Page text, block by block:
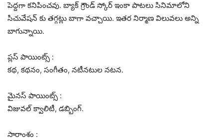
పెద్దగా కనిపించవు. బ్యాక్ గ్రౌండ్ స్కోర్ ఇంకా పాటలు సినిమాలోని
సిచువేషన్ కు తగ్గట్లు బాగా వచ్చాయి. ఇతర నిర్మాణ విలువలు అన్ని
బాగున్నాయి.
ప్లస్ పాయింట్స్ :
కథ, కథనం, సంగీతం, నటీనటుల నటన.
మైనస్ పాయింట్స్ :
విజువల్ క్వాలిటీ, డబ్బింగ్.
సారాంశం :